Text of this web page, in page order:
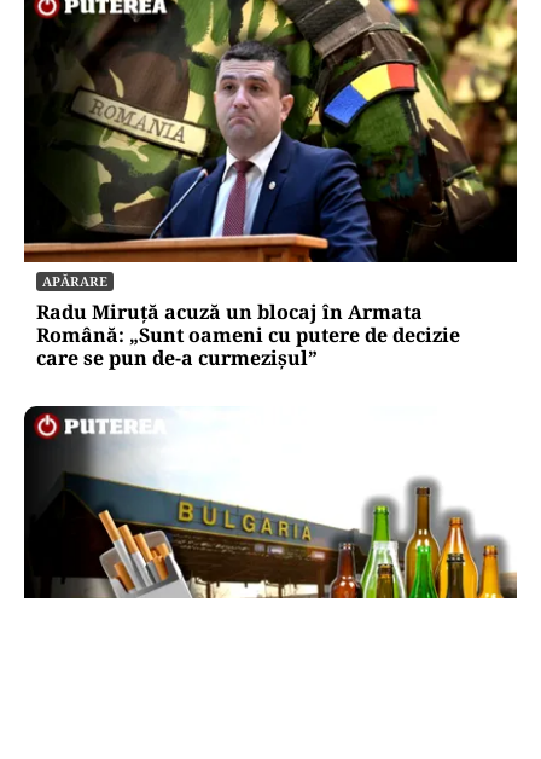
APĂRARE
Radu Miruță acuză un blocaj în Armata
Română: „Sunt oameni cu putere de decizie
care se pun de-a curmezișul”